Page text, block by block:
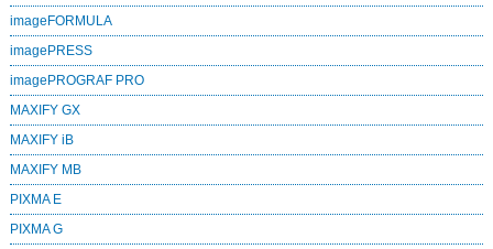
imageFORMULA
imagePRESS
imagePROGRAF PRO
MAXIFY GX
MAXIFY iB
MAXIFY MB
PIXMA E
PIXMA G